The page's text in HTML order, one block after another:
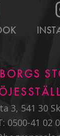
3, 541 30
0500-41 02